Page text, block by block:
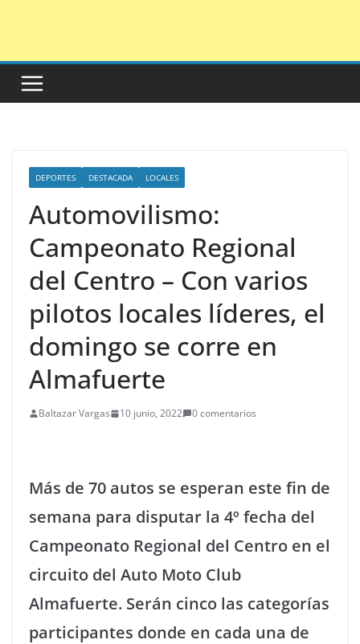
DEPORTES DESTACADA LOCALES
Automovilismo:
Campeonato Regional
del Centro – Con varios
pilotos locales líderes, el
domingo se corre en
Almafuerte
Baltazar Vargas 10 junio, 2022 0 comentarios
Más de 70 autos se esperan este fin de
semana para disputar la 4º fecha del
Campeonato Regional del Centro en el
circuito del Auto Moto Club
Almafuerte. Serán cinco las categorías
participantes donde en cada una de